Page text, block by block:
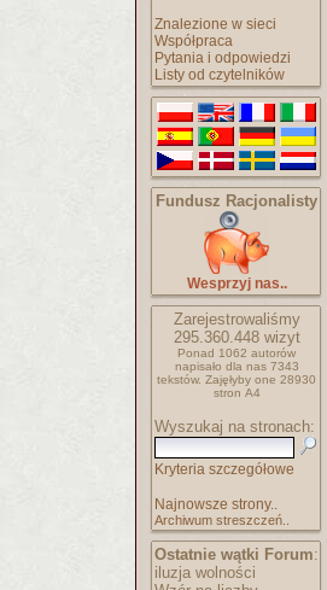
Znalezione w sieci
Współpraca
Pytania i odpowiedzi
Listy od czytelników
Fundusz Racjonalisty
Wesprzyj nas..
Zarejestrowaliśmy
295.360.448wizyt
Ponad 1062 autorów
napisało dla nas 7343
tekstów. Zajęłyby one 28930
stron A4
Wyszukaj na stronach:
Kryteria szczegółowe
Najnowsze strony..
Archiwum streszczeń..
Ostatnie wątki Forum:
iluzja wolności